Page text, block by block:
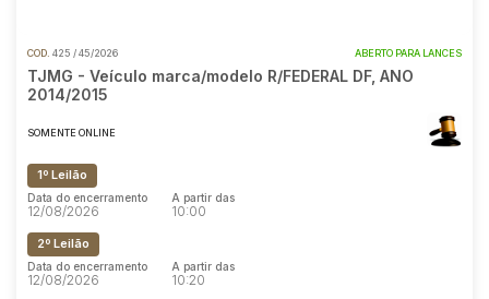
COD. 425 / 45/2026 ABERTO PARA LANCES
TJMG - Veículo marca/modelo R/FEDERAL DF, ANO
2014/2015
SOMENTE ONLINE
1º Leilão
Data do encerramento
12/08/2026
A partir das
10:00
2º Leilão
Data do encerramento
12/08/2026
A partir das
10:20